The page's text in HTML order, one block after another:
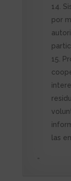
por
las
”